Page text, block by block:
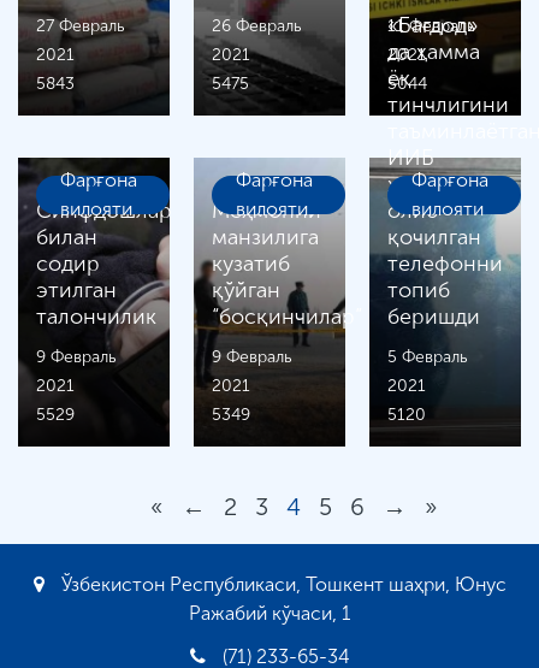
27 Февраль
2021
5843
26 Февраль
2021
5475
11 Февраль
2021
5044
Фарғона
вилояти
Синфдошлар
билан
содир
этилган
талончилик
9 Февраль
2021
5529
Фарғона
вилояти
Меҳмонни
манзилига
кузатиб
қўйган
“босқинчилар”
9 Февраль
2021
5349
Фарғона
вилояти
«Бағдод»
да ҳамма
ёқ
тинчлигини
ИИБ
ходимлари
олиб
қочилган
телефонни
топиб
беришди
5 Февраль
2021
5120
« ← 2 3 4 5 6 → »
Ўзбекистон Республикаси, Тошкент шаҳри, Юнус
Ражабий кўчаси, 1
(71) 233-65-34